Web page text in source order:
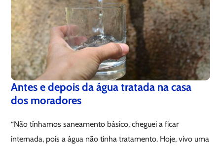
Antes e depois da água tratada na casa
dos moradores
“Não tínhamos saneamento básico, cheguei a ficar
internada, pois a água não tinha tratamento. Hoje, vivo uma